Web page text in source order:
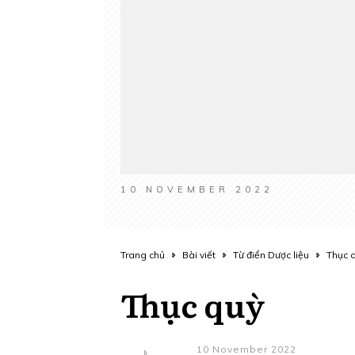
10 NOVEMBER 2022
Trang chủ Bài viết Từ điển Dược liệu Thục
Thục quỳ
10 November 2022